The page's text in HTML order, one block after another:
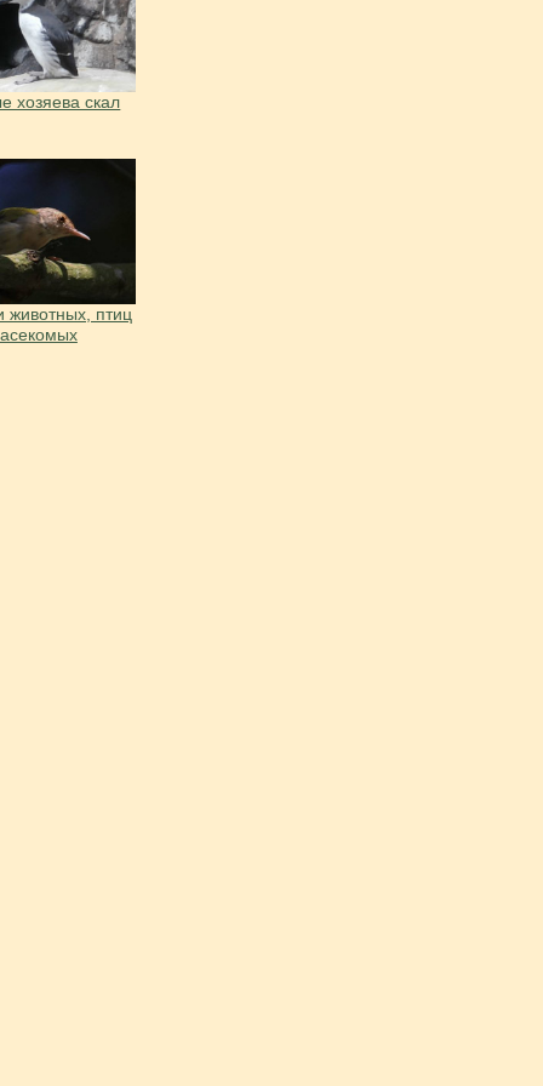
хозяева скал
животных, птиц